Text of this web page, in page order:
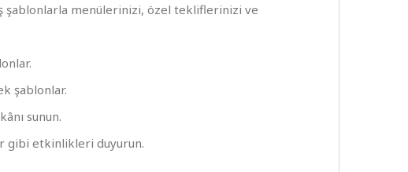
şablonlarla menülerinizi, özel tekliflerinizi ve
şablonlar.
sunun.
gibi etkinlikleri duyurun.